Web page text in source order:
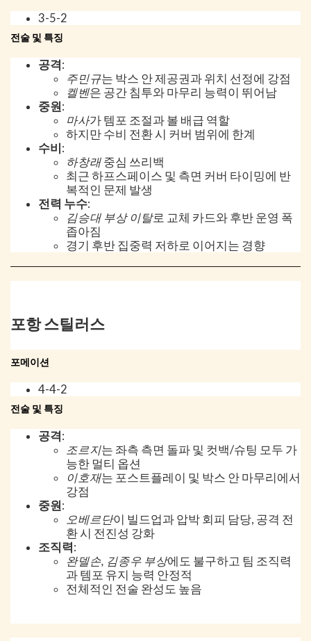
3-5-2
전술 및 특징
공격:
주민규는 박스 안 제공권과 위치 선정에 강점
켈벤은 공간 침투와 마무리 능력이 뛰어남
중원:
마사가 템포 조절과 볼 배급 역할
하지만 수비 전환 시 커버 범위에 한계
수비 :
하창래 중심 쓰리백
최근 하프스페이스 및 측면 커버 타이밍에 반
복적인 문제 발생
전력 누수:
김승대 부상 이탈로 교체 카드와 후반 운영 폭
좁아짐
경기 후반 집중력 저하로 이어지는 경향
포항 스틸러스
포메이션
4-4-2
전술 및 특징
공격:
조르지는 좌측 측면 돌파 및 컷백/슈팅 모두 가
능한 멀티 옵션
이호재는 포스트플레이 및 박스 안 마무리에서
강점
중원:
오베르단이 빌드업과 압박 회피 담당, 공격 전
환 시 전진성 강화
조직력:
완델손, 김종우 부상에도 불구하고 팀 조직력
과 템포 유지 능력 안정적
전체적인 전술 완성도 높음